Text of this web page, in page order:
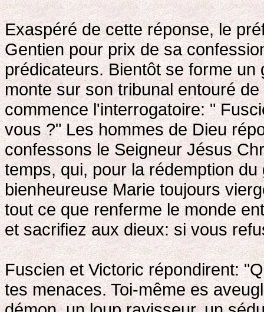
Exaspéré de cette réponse, le
Gentien pour prix de sa
prédicateurs. Bientôt se forme
monte sur son tribunal entouré
commence l'interrogatoire: "
vous ?" Les hommes de Dieu
confessons le Seigneur Jésus
temps, qui, pour la rédemption
bienheureuse Marie toujours
tout ce que renferme le monde
et sacrifiez aux dieux: si vous
Fuscien et Victoric répondirent:
tes menaces. Toi-même es